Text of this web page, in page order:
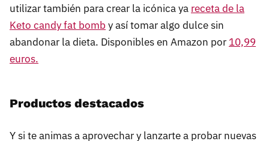
utilizar también para crear la icónica ya receta de la
Keto candy fat bomb y así tomar algo dulce sin
abandonar la dieta. Disponibles en Amazon por 10,99
euros.
Productos destacados
Y si te animas a aprovechar y lanzarte a probar nuevas